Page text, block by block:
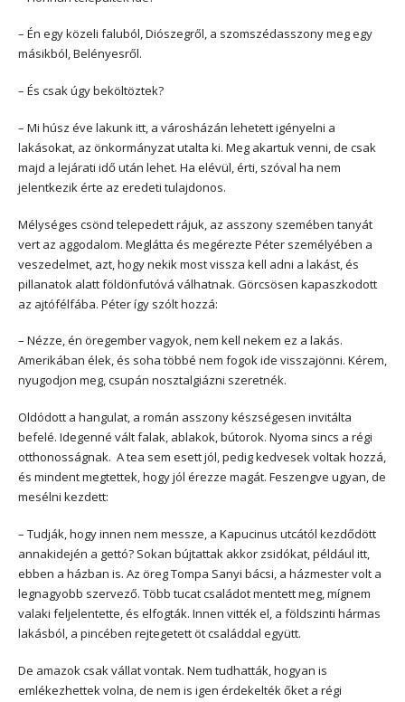
– Én egy közeli faluból, Diószegről, a szomszédasszony meg egy
másikból, Belényesről.
– És csak úgy beköltöztek?
– Mi húsz éve lakunk itt, a városházán lehetett igényelni a
lakásokat, az önkormányzat utalta ki. Meg akartuk venni, de csak
majd a lejárati idő után lehet. Ha elévül, érti, szóval ha nem
jelentkezik érte az eredeti tulajdonos.
Mélységes csönd telepedett rájuk, az asszony szemében tanyát
vert az aggodalom. Meglátta és megérezte Péter személyében a
veszedelmet, azt, hogy nekik most vissza kell adni a lakást, és
pillanatok alatt földönfutóvá válhatnak. Görcsösen kapaszkodott
az ajtófélfába. Péter így szólt hozzá:
– Nézze, én öregember vagyok, nem kell nekem ez a lakás.
Amerikában élek, és soha többé nem fogok ide visszajönni. Kérem,
nyugodjon meg, csupán nosztalgiázni szeretnék.
Oldódott a hangulat, a román asszony készségesen invitálta
befelé. Idegenné vált falak, ablakok, bútorok. Nyoma sincs a régi
otthonosságnak. A tea sem esett jól, pedig kedvesek voltak hozzá,
és mindent megtettek, hogy jól érezze magát. Feszengve ugyan, de
mesélni kezdett:
– Tudják, hogy innen nem messze, a Kapucinus utcától kezdődött
annakidején a gettó? Sokan bújtattak akkor zsidókat, például itt,
ebben a házban is. Az öreg Tompa Sanyi bácsi, a házmester volt a
legnagyobb szervező. Több tucat családot mentett meg, mígnem
valaki feljelentette, és elfogták. Innen vitték el, a földszinti hármas
lakásból, a pincében rejtegetett öt családdal együtt.
De amazok csak vállat vontak. Nem tudhatták, hogyan is
emlékezhettek volna, de nem is igen érdekelték őket a régi